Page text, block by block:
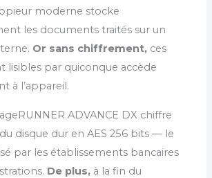
moderne stocke
les documents traités sur un
Or sans chiffrement, ces
lisibles par quiconque accède
à l’appareil.
ADVANCE DX chiffre
disque dur en AES 256 bits — le
par les établissements bancaires
De plus, à la fin du